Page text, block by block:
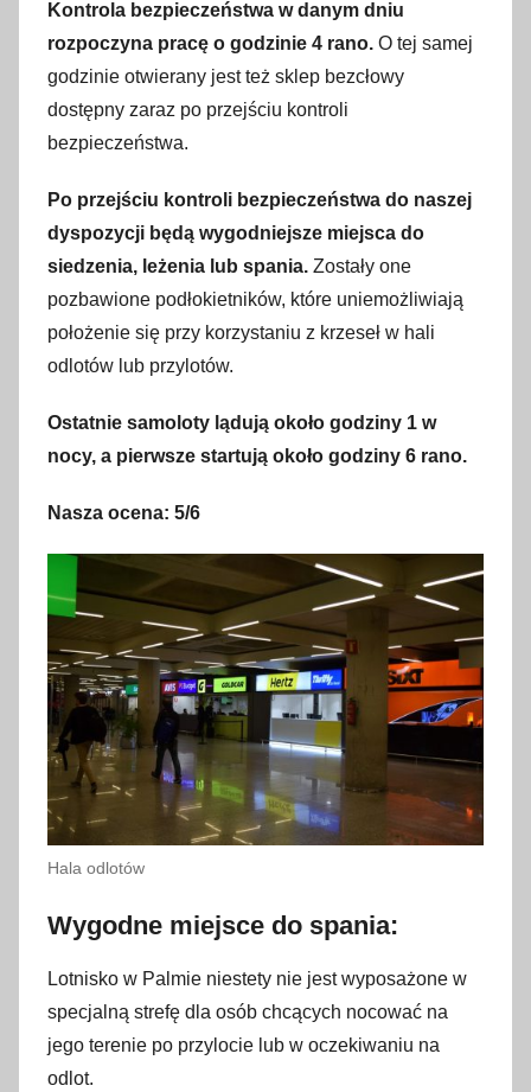
2
0
1
7
Kontrola bezpieczeństwa w danym dniu
rozpoczyna pracę o godzinie 4 rano. O tej samej
godzinie otwierany jest też sklep bezcłowy
dostępny zaraz po przejściu kontroli
bezpieczeństwa.
Po przejściu kontroli bezpieczeństwa do naszej
dyspozycji będą wygodniejsze miejsca do
siedzenia, leżenia lub spania. Zostały one
pozbawione podłokietników, które uniemożliwiają
położenie się przy korzystaniu z krzeseł w hali
odlotów lub przylotów.
Ostatnie samoloty lądują około godziny 1 w
nocy, a pierwsze startują około godziny 6 rano.
Nasza ocena: 5/6
Hala odlotów
Wygodne miejsce do spania:
Lotnisko w Palmie niestety nie jest wyposażone w
specjalną strefę dla osób chcących nocować na
jego terenie po przylocie lub w oczekiwaniu na
odlot.